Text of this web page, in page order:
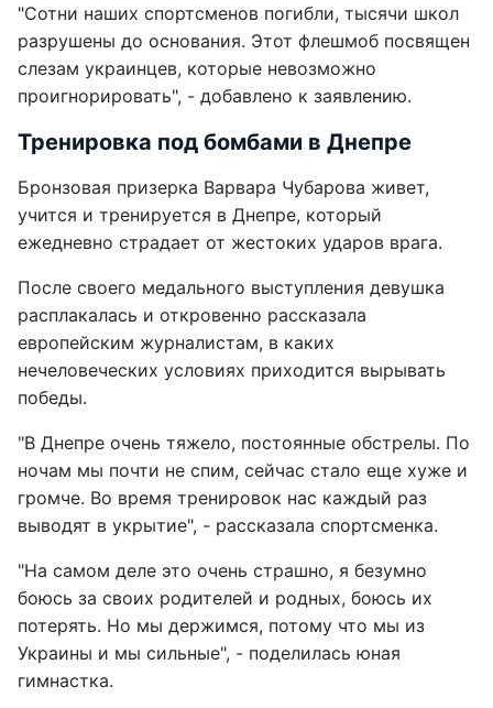
"Сотни наших спортсменов погибли, тысячи школ
разрушены до основания. Этот флешмоб посвящен
слезам украинцев, которые невозможно
проигнорировать", - добавлено к заявлению.
Тренировка под бомбами в Днепре
Бронзовая призерка Варвара Чубарова живет,
учится и тренируется в Днепре, который
ежедневно страдает от жестоких ударов врага.
После своего медального выступления девушка
расплакалась и откровенно рассказала
европейским журналистам, в каких
нечеловеческих условиях приходится вырывать
победы.
"В Днепре очень тяжело, постоянные обстрелы. По
ночам мы почти не спим, сейчас стало еще хуже и
громче. Во время тренировок нас каждый раз
выводят в укрытие", - рассказала спортсменка.
"На самом деле это очень страшно, я безумно
боюсь за своих родителей и родных, боюсь их
потерять. Но мы держимся, потому что мы из
Украины и мы сильные", - поделилась юная
гимнастка.